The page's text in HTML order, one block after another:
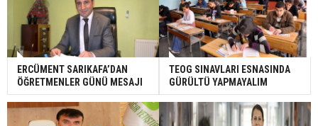
ERCÜMENT SARIKAFA’DAN
ÖĞRETMENLER GÜNÜ MESAJI
TEOG SINAVLARI ESNASINDA
GÜRÜLTÜ YAPMAYALIM